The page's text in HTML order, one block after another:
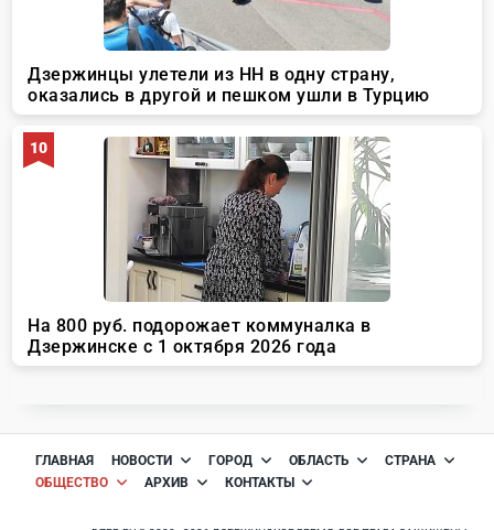
ГЛАВНАЯ НОВОСТИ ГОРОД ОБЛАСТЬ
СТРАНА
ОБЩЕСТВО
АРХИВ КОНТАКТЫ